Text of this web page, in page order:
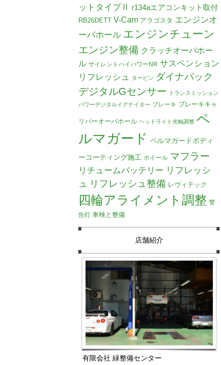
ットタイプⅡ
r134aエアコンキット取付
RB26DETT V-Cam アラゴスタ エンジンオ
ーバホール エンジンチューン
エンジン整備 クラッチオーバホー
ル サイレントハイパワーNR サスペンション
リフレッシュ
タービン ダイナパック
デジタルGセンサー
トランスミッション
パワーデジタルイグナイター ブレーキ ブレーキキャ
リパーオーバホール ヘッドライト光軸調整 ペ
ルマガード ペルマガードボディ
ーコーティング施工 ホイール マフラー
リチュームバッテリー リフレッシ
ュ
リフレッシュ整備 レヴィテック
四輪アライメント調整 警
告灯 車検と整備
店舗紹介
有限会社 緑整備センター